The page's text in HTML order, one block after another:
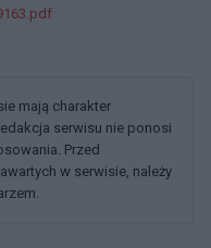
mają charakter
serwisu nie ponosi
Przed
w serwisie, należy